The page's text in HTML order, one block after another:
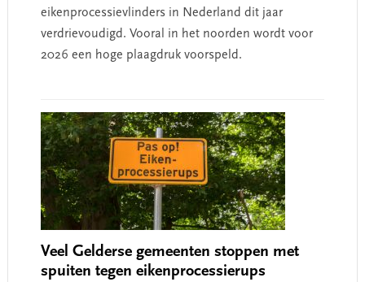
eikenprocessievlinders in Nederland dit jaar
verdrievoudigd. Vooral in het noorden wordt voor
2026 een hoge plaagdruk voorspeld.
Veel Gelderse gemeenten stoppen met
spuiten tegen eikenprocessierups